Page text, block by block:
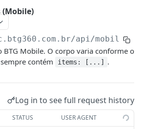
Lista GET
Lista
do optout
GET
POST
POST
POST
PUT
(Mobile)
/api/mobile/
BTG Mobile. O corpo varia conforme o
contém items: [...] .
Log in to see full request history
STATUS USER AGENT